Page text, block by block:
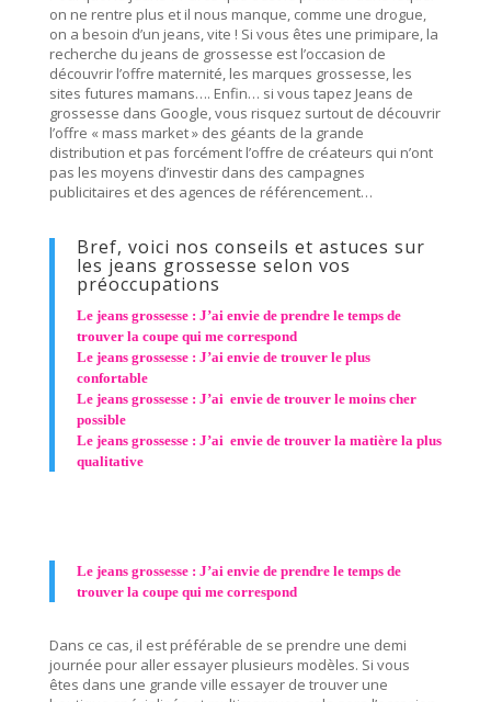
on ne rentre plus et il nous manque, comme une drogue,
on a besoin d’un jeans, vite ! Si vous êtes une primipare, la
recherche du jeans de grossesse est l’occasion de
découvrir l’offre maternité, les marques grossesse, les
sites futures mamans…. Enfin… si vous tapez Jeans de
grossesse dans Google, vous risquez surtout de découvrir
l’offre « mass market » des géants de la grande
distribution et pas forcément l’offre de créateurs qui n’ont
pas les moyens d’investir dans des campagnes
publicitaires et des agences de référencement…
Bref, voici nos conseils et astuces sur
les jeans grossesse selon vos
préoccupations
Le jeans grossesse : J’ai envie de prendre le temps de
trouver la coupe qui me correspond
Le jeans grossesse : J’ai envie de trouver le plus
confortable
Le jeans grossesse : J’ai envie de trouver le moins cher
possible
Le jeans grossesse : J’ai envie de trouver la matière la plus
qualitative
Le jeans grossesse : J’ai envie de prendre le temps de
trouver la coupe qui me correspond
Dans ce cas, il est préférable de se prendre une demi
journée pour aller essayer plusieurs modèles. Si vous
êtes dans une grande ville essayer de trouver une